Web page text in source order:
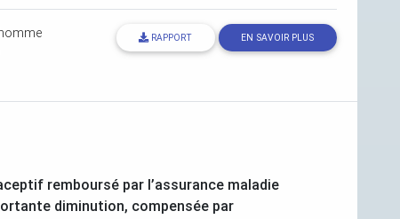
RAPPORT EN SAVOIR PLUS
remboursé par l’assurance maladie
diminution, compensée par